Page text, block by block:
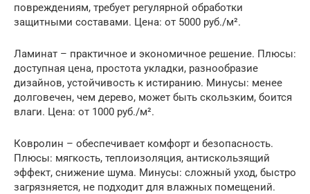
повреждениям, требует регулярной обработки
защитными составами. Цена: от 5000 руб./м².
Ламинат – практичное и экономичное решение. Плюсы:
доступная цена, простота укладки, разнообразие
дизайнов, устойчивость к истиранию. Минусы: менее
долговечен, чем дерево, может быть скользким, боится
влаги. Цена: от 1000 руб./м².
Ковролин – обеспечивает комфорт и безопасность.
Плюсы: мягкость, теплоизоляция, антискользящий
эффект, снижение шума. Минусы: сложный уход, быстро
загрязняется, не подходит для влажных помещений.